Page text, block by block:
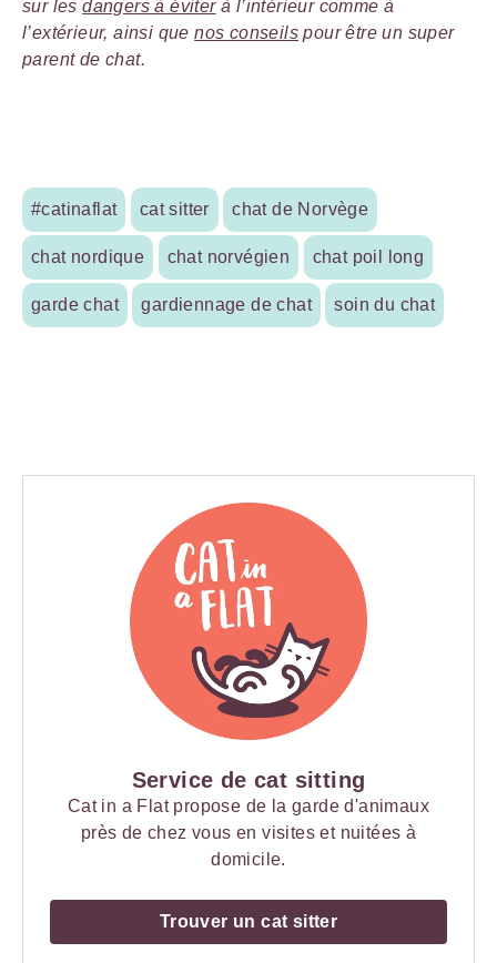
sur lesdangers à éviterà l’intérieur comme à
l’extérieur, ainsi quenos conseils pour être un super
parent de chat.
#catinaflat cat sitter chat de Norvège
chat nordique chat norvégien chat poil long
garde chat gardiennage de chat soin du chat
Service de cat sitting
Cat in a Flat propose de la garde d'animaux
près de chez vous en visites et nuitées à
domicile.
Trouver un cat sitter